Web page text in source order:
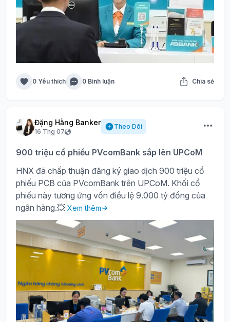
0 Yêu thích 0 Bình luận Chia sẻ
Đặng Hằng Banker
16 Thg 07
Theo Dõi
900 triệu cổ phiếu PVcomBank sắp lên UPCoM
HNX đã chấp thuận đăng ký giao dịch 900 triệu cổ
phiếu PCB của PVcomBank trên UPCoM. Khối cổ
phiếu này tương ứng vốn điều lệ 9.000 tỷ đồng của
ngân hàng.💥 Xem thêm